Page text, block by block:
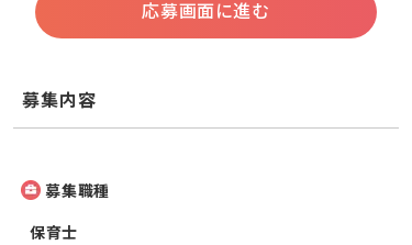
応募画面に進む
募集内容
募集職種
保育士